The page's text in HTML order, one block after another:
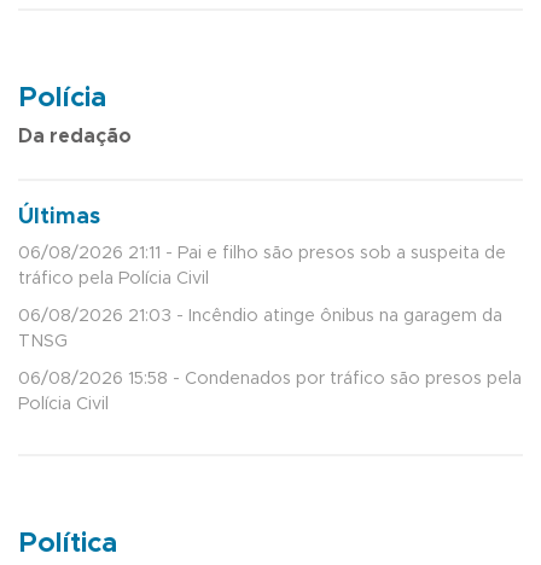
Polícia
Da redação
Últimas
06/08/2026 21:11 - Pai e filho são presos sob a suspeita de
tráfico pela Polícia Civil
06/08/2026 21:03 - Incêndio atinge ônibus na garagem da
TNSG
06/08/2026 15:58 - Condenados por tráfico são presos pela
Polícia Civil
Política